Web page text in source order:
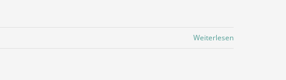
Weiterlesen